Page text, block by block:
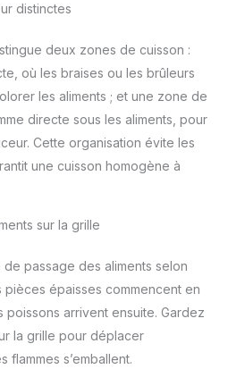
distinctes
deux zones de cuisson :
où les braises ou les brûleurs
les aliments ; et une zone de
directe sous les aliments, pour
Cette organisation évite les
une cuisson homogène à
sur la grille
de passage des aliments selon
pièces épaisses commencent en
poissons arrivent ensuite. Gardez
la grille pour déplacer
flammes s’emballent.